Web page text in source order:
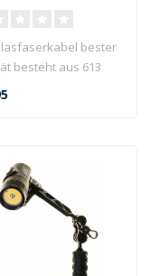
bester
besteht aus 613
(Adern). Selbst wenn